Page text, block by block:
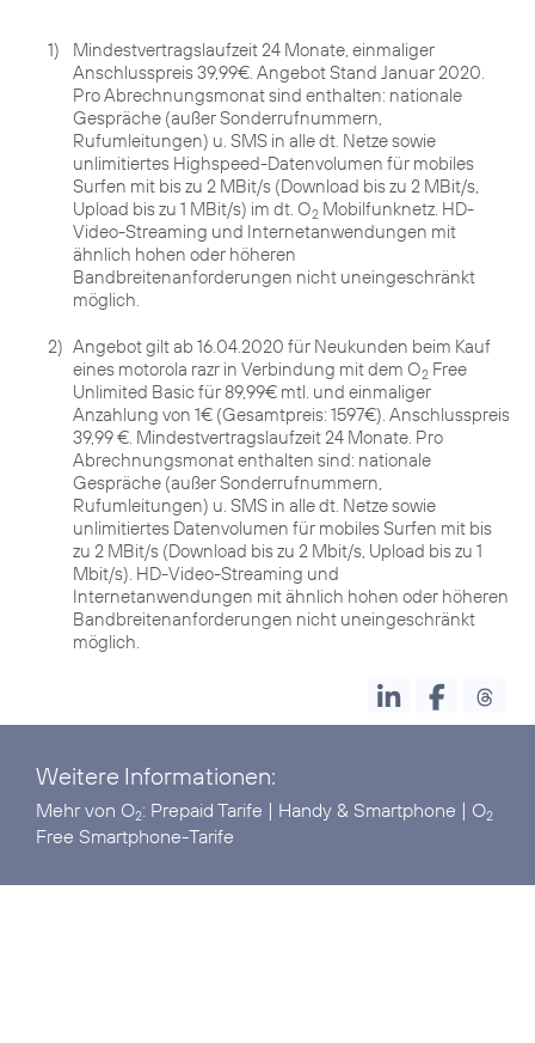
1)
Mindestvertragslaufzeit 24 Monate, einmaliger
Anschlusspreis 39,99€. Angebot Stand Januar 2020.
Pro Abrechnungsmonat sind enthalten: nationale
Gespräche (außer Sonderrufnummern,
Rufumleitungen) u. SMS in alle dt. Netze sowie
unlimitiertes Highspeed-Datenvolumen für mobiles
Surfen mit bis zu 2 MBit/s (Download bis zu 2 MBit/s,
Upload bis zu 1 MBit/s) im dt. O2 Mobilfunknetz. HD-
Video-Streaming und Internetanwendungen mit
ähnlich hohen oder höheren
Bandbreitenanforderungen nicht uneingeschränkt
möglich.
2) Angebot gilt ab 16.04.2020 für Neukunden beim Kauf
eines motorola razr in Verbindung mit dem O2 Free
Unlimited Basic für 89,99€ mtl. und einmaliger
Anzahlung von 1€ (Gesamtpreis: 1597€). Anschlusspreis
39,99 €. Mindestvertragslaufzeit 24 Monate. Pro
Abrechnungsmonat enthalten sind: nationale
Gespräche (außer Sonderrufnummern,
Rufumleitungen) u. SMS in alle dt. Netze sowie
unlimitiertes Datenvolumen für mobiles Surfen mit bis
zu 2 MBit/s (Download bis zu 2 Mbit/s, Upload bis zu 1
Mbit/s). HD-Video-Streaming und
Internetanwendungen mit ähnlich hohen oder höheren
Bandbreitenanforderungen nicht uneingeschränkt
möglich.
Weitere Informationen:
Mehr von O2: Prepaid Tarife | Handy & Smartphone | O2
Free Smartphone-Tarife